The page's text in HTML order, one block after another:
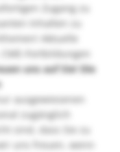
Zugang zu
Inhalten zu
Aktuelle
Fortbildungen
uns auf Sie! Die
ausgewiesenen
zugänglich
sind, dass Sie zu
uns freuen, wenn